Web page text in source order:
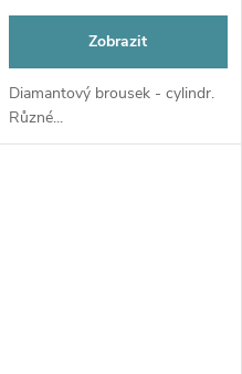
Zobrazit
Diamantový brousek - cylindr.
Různé...